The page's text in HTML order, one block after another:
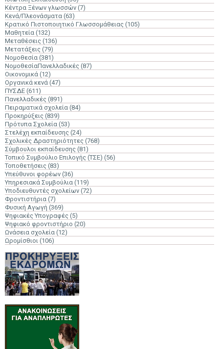
Κέντρα Ξένων γλωσσών (7)
Κενά/Πλεονάσματα (63)
Κρατικό Πιστοποιητικό Γλωσσομάθειας (105)
Μαθητεία (132)
Μεταθέσεις (136)
Μετατάξεις (79)
Νομοθεσία (381)
ΝομοθεσίαΠανελλαδικές (87)
Οικονομικά (12)
Οργανικά κενά (47)
ΠΥΣΔΕ (611)
Πανελλαδικές (891)
Πειραματικά σχολεία (84)
Προκηρύξεις (839)
Πρότυπα Σχολεία (53)
Στελέχη εκπαίδευσης (24)
Σχολικές Δραστηριότητες (768)
Σύμβουλοι εκπαίδευσης (81)
Τοπικό Συμβούλιο Επιλογής (ΤΣΕ) (56)
Τοποθετήσεις (83)
Υπεύθυνοι φορέων (36)
Υπηρεσιακά Συμβούλια (119)
Υποδιευθυντές σχολείων (72)
Φροντιστήρια (7)
Φυσική Αγωγή (369)
Ψηφιακές Υπογραφές (5)
Ψηφιακό φροντιστήριο (20)
Ωνάσεια σχολεία (12)
Ωρομίσθιοι (106)